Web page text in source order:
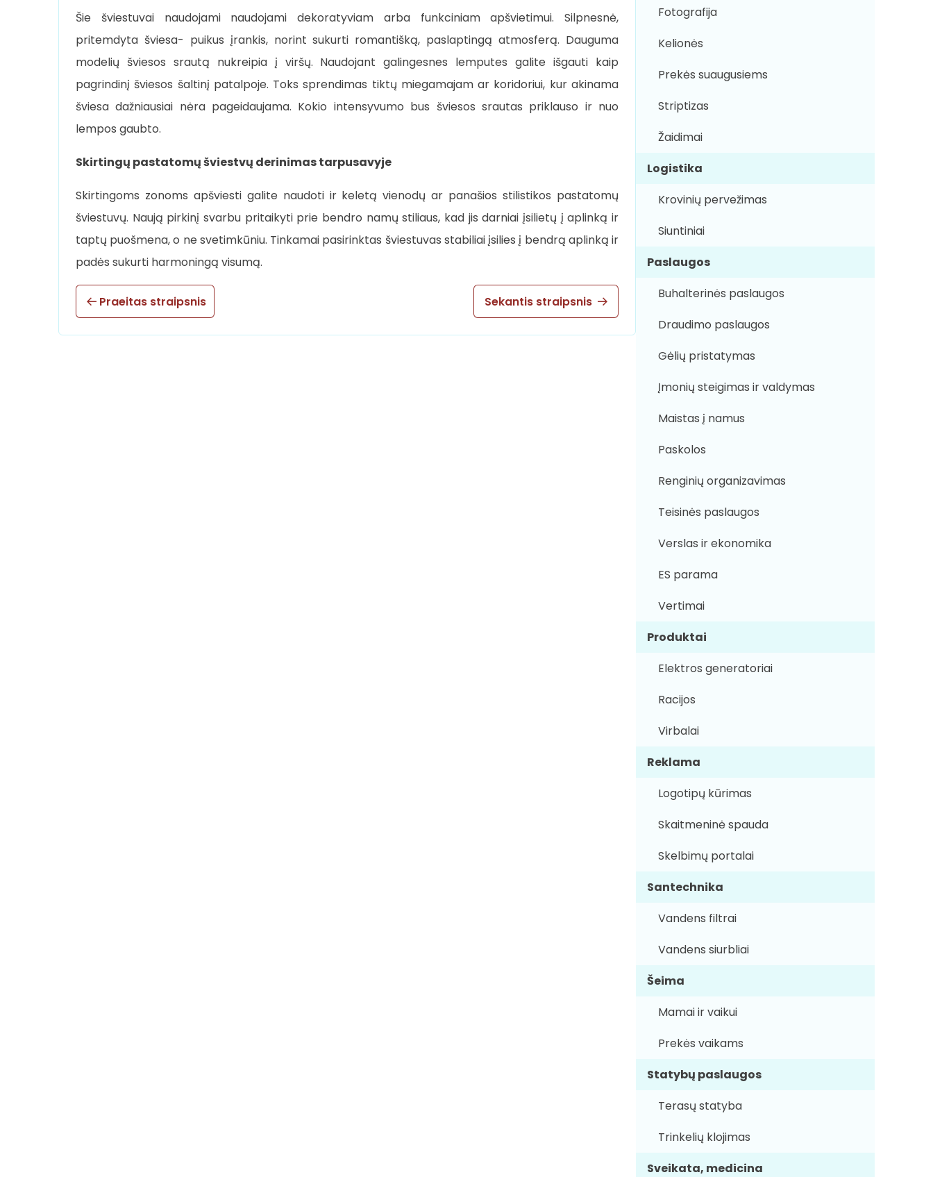
Šie šviestuvai naudojami naudojami dekoratyviam arba funkciniam apšvietimui. Silpnesnė,
pritemdyta šviesa- puikus įrankis, norint sukurti romantišką, paslaptingą atmosferą. Dauguma
modelių šviesos srautą nukreipia į viršų. Naudojant galingesnes lemputes galite išgauti kaip
pagrindinį šviesos šaltinį patalpoje. Toks sprendimas tiktų miegamajam ar koridoriui, kur akinama
šviesa dažniausiai nėra pageidaujama. Kokio intensyvumo bus šviesos srautas priklauso ir nuo
lempos gaubto.
Skirtingų pastatomų šviestvų derinimas tarpusavyje
Skirtingoms zonoms apšviesti galite naudoti ir keletą vienodų ar panašios stilistikos pastatomų
šviestuvų. Naują pirkinį svarbu pritaikyti prie bendro namų stiliaus, kad jis darniai įsilietų į aplinką ir
taptų puošmena, o ne svetimkūniu. Tinkamai pasirinktas šviestuvas stabiliai įsilies į bendrą aplinką ir
padės sukurti harmoningą visumą.
Praeitas straipsnis Sekantis straipsnis
Fotografija
Kelionės
Prekės suaugusiems
Striptizas
Žaidimai
Logistika
Krovinių pervežimas
Siuntiniai
Paslaugos
Buhalterinės paslaugos
Draudimo paslaugos
Gėlių pristatymas
Įmonių steigimas ir valdymas
Maistas į namus
Paskolos
Renginių organizavimas
Teisinės paslaugos
Verslas ir ekonomika
ES parama
Vertimai
Produktai
Elektros generatoriai
Racijos
Virbalai
Reklama
Logotipų kūrimas
Skaitmeninė spauda
Skelbimų portalai
Santechnika
Vandens filtrai
Vandens siurbliai
Šeima
Mamai ir vaikui
Prekės vaikams
Statybų paslaugos
Terasų statyba
Trinkelių klojimas
Sveikata, medicina